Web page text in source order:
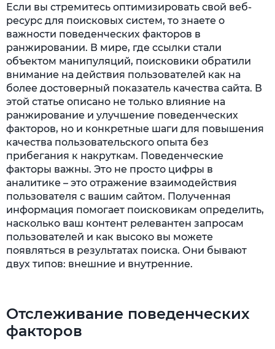
Если вы стремитесь оптимизировать свой веб-
ресурс для поисковых систем, то знаете о
важности поведенческих факторов в
ранжировании. В мире, где ссылки стали
объектом манипуляций, поисковики обратили
внимание на действия пользователей как на
более достоверный показатель качества сайта. В
этой статье описано не только влияние на
ранжирование и улучшение поведенческих
факторов, но и конкретные шаги для повышения
качества пользовательского опыта без
прибегания к накруткам. Поведенческие
факторы важны. Это не просто цифры в
аналитике – это отражение взаимодействия
пользователя с вашим сайтом. Полученная
информация помогает поисковикам определить,
насколько ваш контент релевантен запросам
пользователей и как высоко вы можете
появляться в результатах поиска. Они бывают
двух типов: внешние и внутренние.
Отслеживание поведенческих
факторов
успешному развитию
Креатив: увлекательный контент для
долгих сеансов
Предостережение для тех, кто ищет другие
способы
Методы накрутки сайтов
Причины понижения/получения бана
При использовании всего перечисленного
к вашему сайту могут применить следующие
меры: